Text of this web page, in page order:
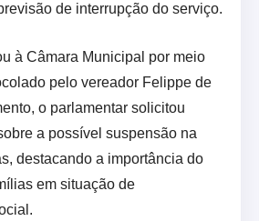
de interrupção do serviço.
à Câmara Municipal por meio
pelo vereador Felippe de
o parlamentar solicitou
a possível suspensão na
destacando a importância do
em situação de